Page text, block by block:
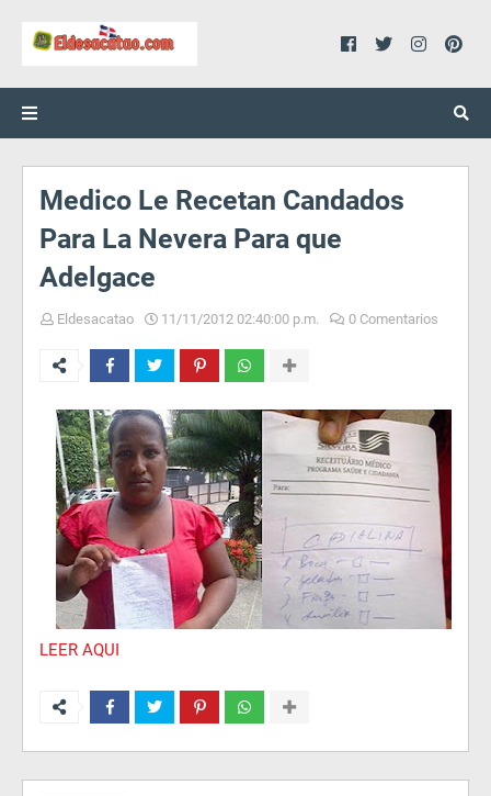
Medico Le Recetan Candados
Para La Nevera Para que
Adelgace
Eldesacatao 11/11/2012 02:40:00 p.m. 0 Comentarios
LEER AQUI